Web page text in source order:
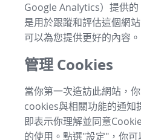
Google Analytics）提供
是用於跟蹤和評估這個網
可以為您提供更好的內容。
管理 Cookies
當你第一次造訪此網站，
cookies與相關功能的通知
即表示你理解並同意
的使用。點選"設定"，你